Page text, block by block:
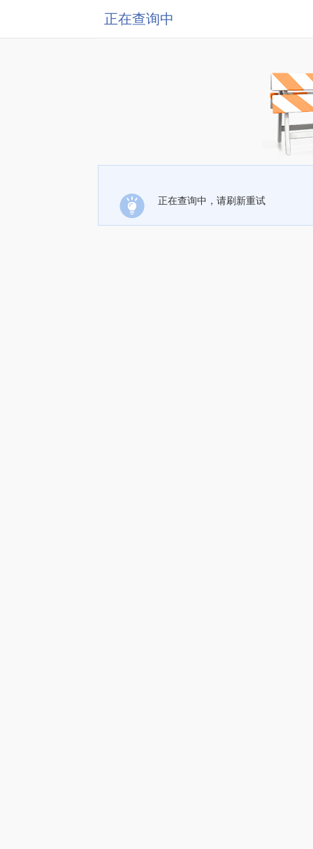
正在查询中
正在查询中，请刷新重试